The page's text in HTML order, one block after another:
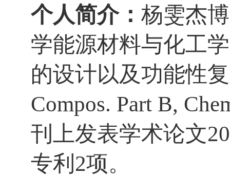
个人简介： 杨雯杰
学能源材料与化工
的设计以及功能性
Compos. Part B,
刊上发表学术论文20
专利 2项。